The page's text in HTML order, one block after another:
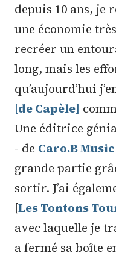
depuis 10 ans, je
une économie
recréer un
long, mais les
qu’aujourd’hui
[de Capèle]
Une éditrice
- de Caro.B
grande partie
sortir. J’ai
[Les Tontons
avec laquelle je
a fermé sa boîte